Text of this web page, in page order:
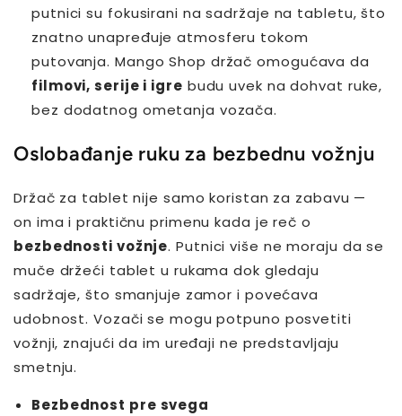
putnici su fokusirani na sadržaje na tabletu, što
znatno unapređuje atmosferu tokom
putovanja. Mango Shop držač omogućava da
filmovi, serije i igre budu uvek na dohvat ruke,
bez dodatnog ometanja vozača.
Oslobađanje ruku za bezbednu vožnju
Držač za tablet nije samo koristan za zabavu —
on ima i praktičnu primenu kada je reč o
bezbednosti vožnje. Putnici više ne moraju da se
muče držeći tablet u rukama dok gledaju
sadržaje, što smanjuje zamor i povećava
udobnost. Vozači se mogu potpuno posvetiti
vožnji, znajući da im uređaji ne predstavljaju
smetnju.
Bezbednost pre svega